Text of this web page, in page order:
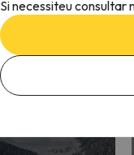
281 €
Si necessiteu consultar